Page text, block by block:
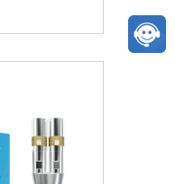
电箱与换
...